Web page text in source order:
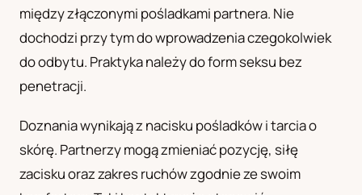
Polski Русский
UA
Українська
między złączonymi pośladkami partnera. Nie
dochodzi przy tym do wprowadzenia czegokolwiek
do odbytu. Praktyka należy do form seksu bez
penetracji.
Doznania wynikają z nacisku pośladków i tarcia o
skórę. Partnerzy mogą zmieniać pozycję, siłę
zacisku oraz zakres ruchów zgodnie ze swoim